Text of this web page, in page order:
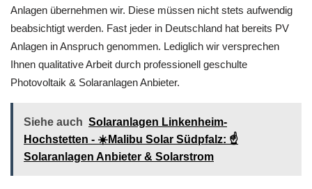
Anlagen übernehmen wir. Diese müssen nicht stets aufwendig
beabsichtigt werden. Fast jeder in Deutschland hat bereits PV
Anlagen in Anspruch genommen. Lediglich wir versprechen
Ihnen qualitative Arbeit durch professionell geschulte
Photovoltaik & Solaranlagen Anbieter.
Siehe auch Solaranlagen Linkenheim-
Hochstetten - ☀️Malibu Solar Südpfalz: ☝️
Solaranlagen Anbieter & Solarstrom